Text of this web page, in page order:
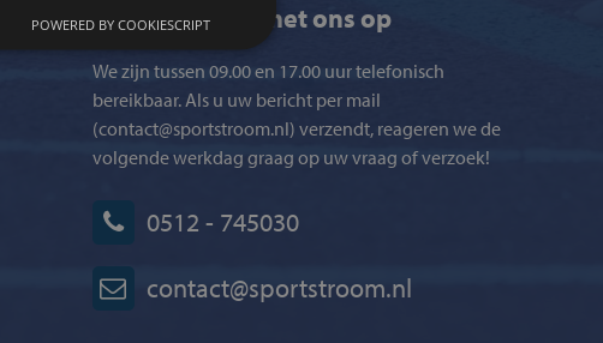
Neem contact met ons op
We zijn tussen 09.00 en 17.00 uur telefonisch
bereikbaar. Als u uw bericht per mail
(contact@sportstroom.nl) verzendt, reageren we de
volgende werkdag graag op uw vraag of verzoek!
0512 - 745030
contact@sportstroom.nl
POWERED BY COOKIESCRIPT